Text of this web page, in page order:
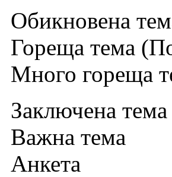
Обикновена
Гореща тема
Много гореща
Заключена тема
Важна тема
Анкета